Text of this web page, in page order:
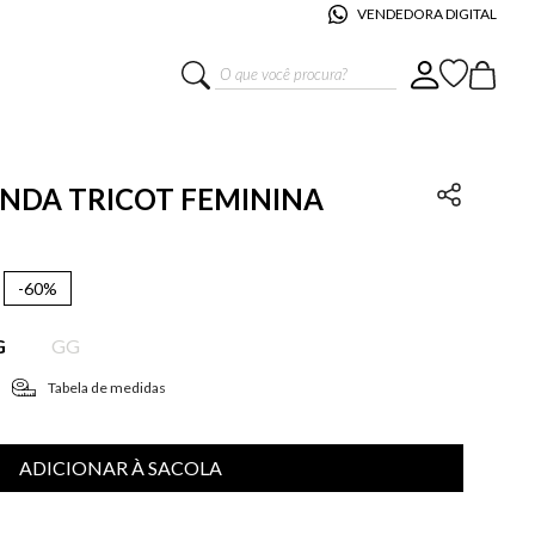
VENDEDORA DIGITAL
O que você procura?
TRICOT FEMININA
-60%
GG
Tabela de medidas
ADICIONAR À SACOLA